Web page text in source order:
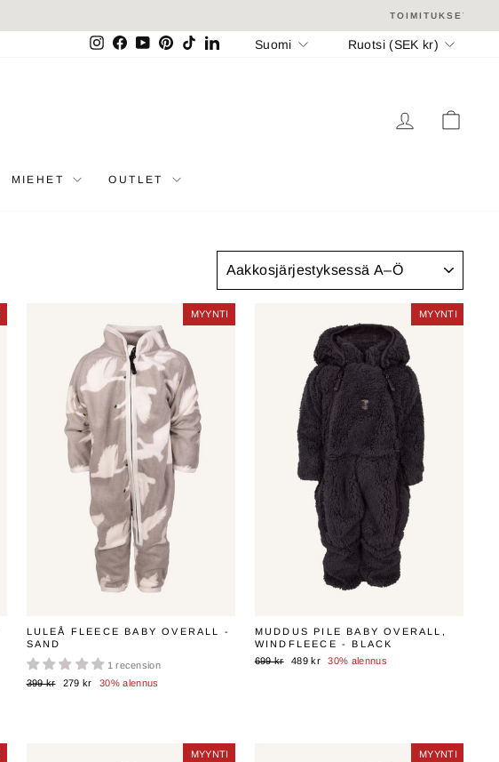
InstagramFacebookYouTubePinterest
TikTokLinkedInKieli
Suomi Valuutta
Ruotsi (SEK kr)
KIRJAUDU
MIEHET OUTLET
MYYNTI
MYYNTI
LULEÅ FLEECE BABY OVERALL -
SAND
1 recension
Normaali
399 kr Myyntihinta
279 kr 30% alennus
MYYNTI
MYYNTI
MUDDUS PILE BABY OVERALL,
WINDFLEECE - BLACK
Normaali
699 kr Myyntihinta
489 kr 30% alennus
MYYNTI
MYYNTI MYYNTI
MYYNTI